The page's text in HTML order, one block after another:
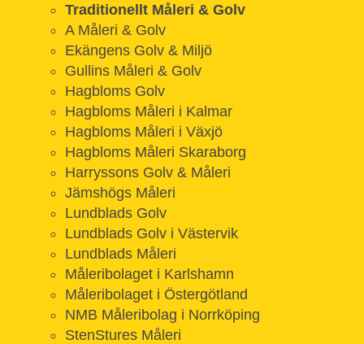
Traditionellt Måleri & Golv
A Måleri & Golv
Ekängens Golv & Miljö
Gullins Måleri & Golv
Hagbloms Golv
Hagbloms Måleri i Kalmar
Hagbloms Måleri i Växjö
Hagbloms Måleri Skaraborg
Harryssons Golv & Måleri
Jämshögs Måleri
Lundblads Golv
Lundblads Golv i Västervik
Lundblads Måleri
Måleribolaget i Karlshamn
Måleribolaget i Östergötland
NMB Måleribolag i Norrköping
StenStures Måleri